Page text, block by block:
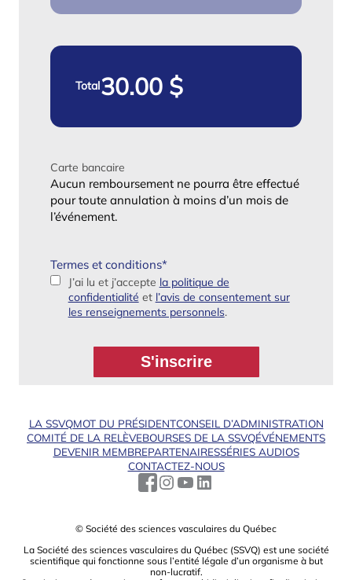
Total
Carte bancaire
Aucun remboursement ne pourra être effectué
pour toute annulation à moins d’un mois de
l’événement.
Termes et conditions*
J’ai lu et j’accepte la politique de
confidentialité et l’avis de consentement sur
les renseignements personnels.
LA SSVQMOT DU PRÉSIDENTCONSEIL D’ADMINISTRATION
COMITÉ DE LA RELÈVEBOURSES DE LA SSVQÉVÉNEMENTS
DEVENIR MEMBREPARTENAIRESSÉRIES AUDIOS
CONTACTEZ-NOUS
© Société des sciences vasculaires du Québec
La Société des sciences vasculaires du Québec (SSVQ) est une société
scientiﬁque qui fonctionne sous l’entité légale d’un organisme à but
non-lucratif.